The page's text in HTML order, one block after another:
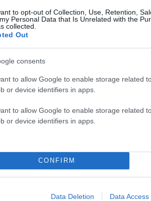
to opt-out of Collection, Use, Retention,
Personal Data that Is Unrelated with the
collected.
Out
consents
to allow Google to enable storage related
or device identifiers in apps.
to allow Google to enable storage related
or device identifiers in apps.
CONFIRM
Data Deletion Data Access
στο πλαίσιο της E3 2019,
και της Tango Gameworks,
horror games από τη δουλειά
Tokyo. Η υπόθεση
καλείται να τα